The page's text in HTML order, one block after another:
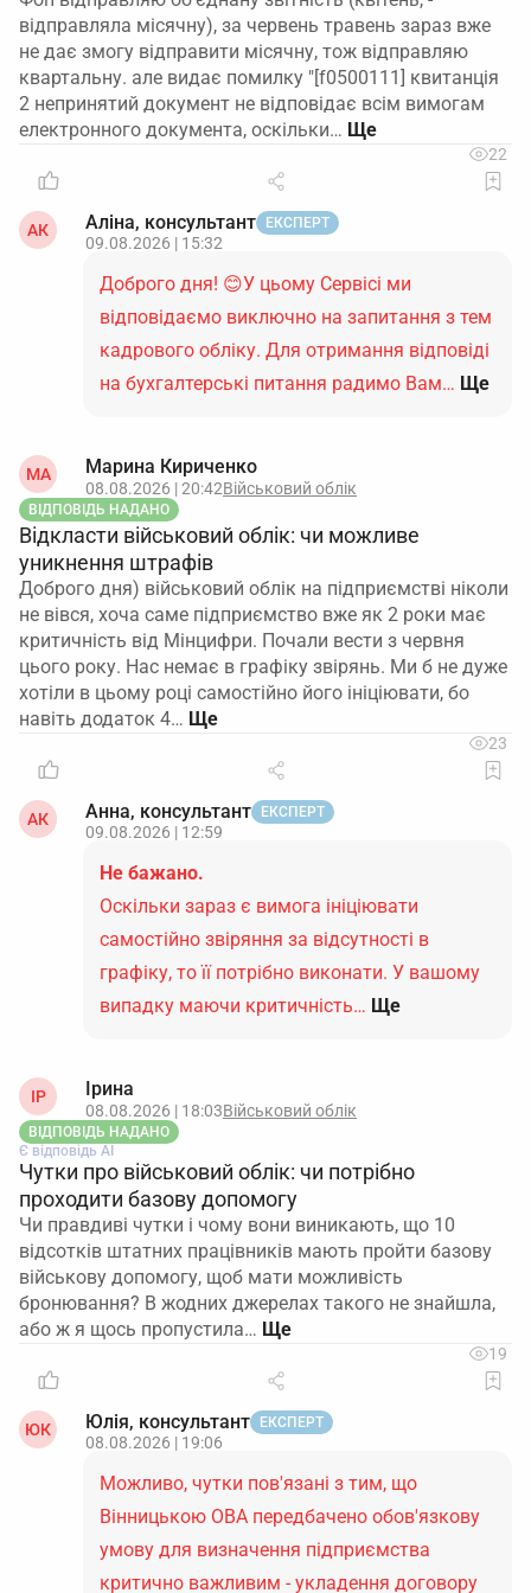
здобувача освіти не перешкоджає її
працевлаштуванню за трудовим договором.
відправляла місячну), за червень травень зараз вже
не дає змогу відправити місячну, тож відправляю
квартальну. але видає помилку "[f0500111] квитанція
2 непринятий документ не відповідає всім вимогам
електронного документа, оскільки…
22
АК Аліна, консультант ЕКСПЕРТ
09.08.2026 | 15:32
Доброго дня! 😊У цьому Сервісі ми
відповідаємо виключно на запитання з тем
кадрового обліку. Для отримання відповіді
на бухгалтерські питання радимо Вам… Ще
МА Марина Кириченко
08.08.2026 | 20:42Військовий облік
ВІДПОВІДЬ НАДАНО
Відкласти військовий облік: чи можливе
уникнення штрафів
Доброго дня) військовий облік на підприємстві ніколи
не вівся, хоча саме підприємство вже як 2 роки має
критичність від Мінцифри. Почали вести з червня
цього року. Нас немає в графіку звірянь. Ми б не дуже
хотіли в цьому році самостійно його ініціювати, бо
навіть додаток 4…
23
АК Анна, консультант ЕКСПЕРТ
09.08.2026 | 12:59
Не бажано.
Оскільки зараз є вимога ініціювати
самостійно звіряння за відсутності в
графіку, то її потрібно виконати. У вашому
випадку маючи критичність… Ще
ІР Ірина
08.08.2026 | 18:03Військовий облік
ВІДПОВІДЬ НАДАНО
Є відповідь АІ
Чутки про військовий облік: чи потрібно
проходити базову допомогу
Чи правдиві чутки і чому вони виникають, що 10
відсотків штатних працівників мають пройти базову
військову допомогу, щоб мати можливість
бронювання? В жодних джерелах такого не знайшла,
або ж я щось пропустила…
19
ЮК Юлія, консультант ЕКСПЕРТ
08.08.2026 | 19:06
Можливо, чутки пов'язані з тим, що
Вінницькою ОВА передбачено обов'язкову
умову для визначення підприємства
критично важливим - укладення договору